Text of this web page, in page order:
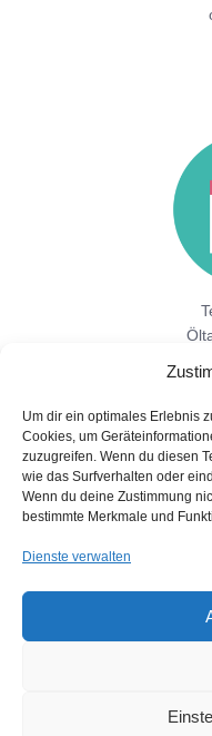
Um dir ein optimales Erlebnis
Cookies, um
zuzugreifen. Wenn du diesen
wie das Surfverhalten oder
Wenn du deine Zustimmung
bestimmte Merkmale und
Dienste verwalten
Jetzt hier